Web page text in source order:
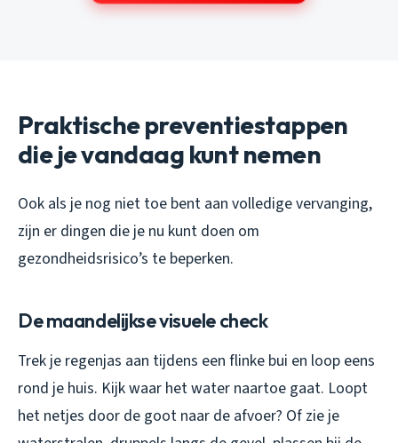
Praktische preventiestappen
die je vandaag kunt nemen
Ook als je nog niet toe bent aan volledige vervanging,
zijn er dingen die je nu kunt doen om
gezondheidsrisico’s te beperken.
De maandelijkse visuele check
Trek je regenjas aan tijdens een flinke bui en loop eens
rond je huis. Kijk waar het water naartoe gaat. Loopt
het netjes door de goot naar de afvoer? Of zie je